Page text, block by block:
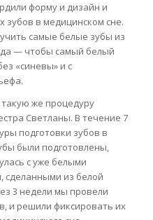
форму и дизайн и
зубов в медицинском сне.
самые белые зубы из
— чтобы самый белый
«синевы» и с
такую же процедуру
Светланы. В течение 7
подготовки зубов в
были подготовлены,
с уже белыми
из белой
3 недели мы провели
и решили фиксировать их